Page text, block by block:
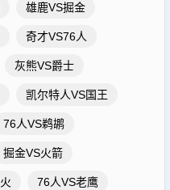
雄鹿VS掘金
奇才VS76人
灰熊VS爵士
凯尔特人VS国王
76人VS鹈鹕
掘金VS火箭
76人VS老鹰